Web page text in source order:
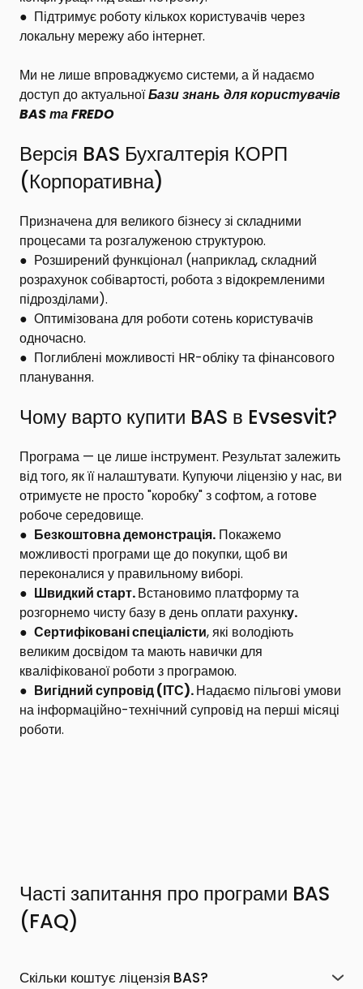
● Підтримує роботу кількох користувачів через
локальну мережу або інтернет.
Ми не лише впроваджуємо системи, а й надаємо
доступ до актуальноїБази знань для користувачів
BAS та FREDO
Версія BAS Бухгалтерія КОРП
(Корпоративна)
Призначена для великого бізнесу зі складними
процесами та розгалуженою структурою.
● Розширений функціонал (наприклад, складний
розрахунок собівартості, робота з відокремленими
підрозділами).
● Оптимізована для роботи сотень користувачів
одночасно.
● Поглиблені можливості HR-обліку та фінансового
планування.
Чому варто купити BAS в Evsesvit?
Програма — це лише інструмент. Результат залежить
від того, як її налаштувати. Купуючи ліцензію у нас, ви
отримуєте не просто "коробку" з софтом, а готове
робоче середовище.
● Безкоштовна демонстрація. Покажемо
можливості програми ще до покупки, щоб ви
переконалися у правильному виборі.
● Швидкий старт.Встановимо платформу та
розгорнемо чисту базу в день оплати рахунку.
● Сертифіковані спеціалісти, які володіють
великим досвідом та мають навички для
кваліфікованої роботи з програмою.
● Вигідний супровід(ІТС).Надаємо пільгові умови
на інформаційно-технічний супровід на перші місяці
роботи.
Часті запитання про програми BAS
(FAQ)
Скільки коштує ліцензія BAS?